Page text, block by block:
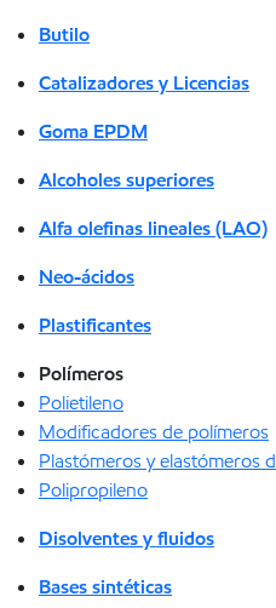
Butilo
Catalizadores y Licencias
Goma EPDM
Alcoholes superiores
Alfa olefinas lineales (LAO)
Neo-ácidos
Plastificantes
Polímeros
Polietileno
Modificadores de polímeros
Plastómeros y elastómeros
Polipropileno
Disolventes y fluidos
Bases sintéticas